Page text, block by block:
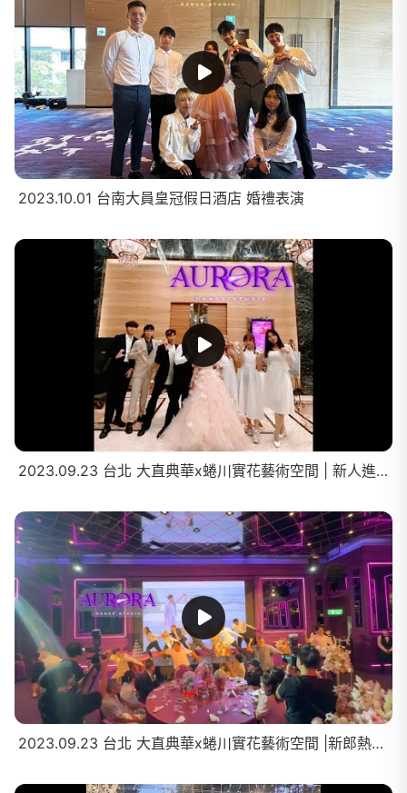
2023.10.01 台南大員皇冠假日酒店 婚禮表演
2023.09.23 台北 大直典華x蜷川實花藝術空間 | 新人進場秀
2023.09.23 台北 大直典華x蜷川實花藝術空間 |新郎熱舞秀